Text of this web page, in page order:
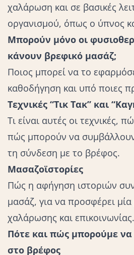
χαλάρωση και σε βασικές
οργανισμού, όπως ο ύπνος
Μπορούν μόνο οι
κάνουν βρεφικό μασάζ;
Ποιος μπορεί να το
καθοδήγηση και υπό ποιες
Τεχνικές “Τικ Τακ” και
Τι είναι αυτές οι τεχνικές,
πώς μπορούν να
τη σύνδεση με το βρέφος.
Μασαζοϊστορίες
Πώς η αφήγηση ιστοριών
μασάζ, για να προσφέρει
χαλάρωσης και επικοινωνίας.
Πότε και πώς μπορούμε
στο βρέφος